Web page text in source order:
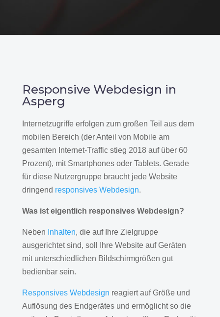
Responsive Webdesign in
Asperg
Internetzugriffe erfolgen zum großen Teil aus dem
mobilen Bereich (der Anteil von Mobile am
gesamten Internet-Traffic stieg 2018 auf über 60
Prozent), mit Smartphones oder Tablets. Gerade
für diese Nutzergruppe braucht jede Website
dringend responsives Webdesign.
Was ist eigentlich responsives Webdesign?
Neben Inhalten, die auf Ihre Zielgruppe
ausgerichtet sind, soll Ihre Website auf Geräten
mit unterschiedlichen Bildschirmgrößen gut
bedienbar sein.
Responsives Webdesign reagiert auf Größe und
Auflösung des Endgerätes und ermöglicht so die